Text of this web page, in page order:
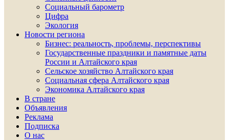
Социальный барометр
Цифра
Экология
Новости региона
Бизнес: реальность, проблемы, перспективы
Государственные праздники и памятные даты
России и Алтайского края
Сельское хозяйство Алтайского края
Социальная сфера Алтайского края
Экономика Алтайского края
В стране
Объявления
Реклама
Подписка
О нас